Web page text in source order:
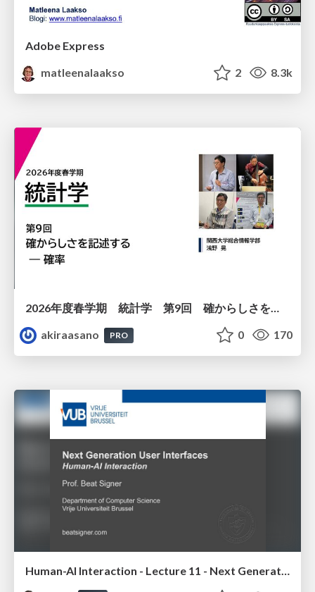
Adobe Express
matleenalaakso
2 8.3k
2026年度春学期 統計学 第9回 確からしさを記述する ー 確率 (2026. 5. 28)
akiraasano
PRO 0 170